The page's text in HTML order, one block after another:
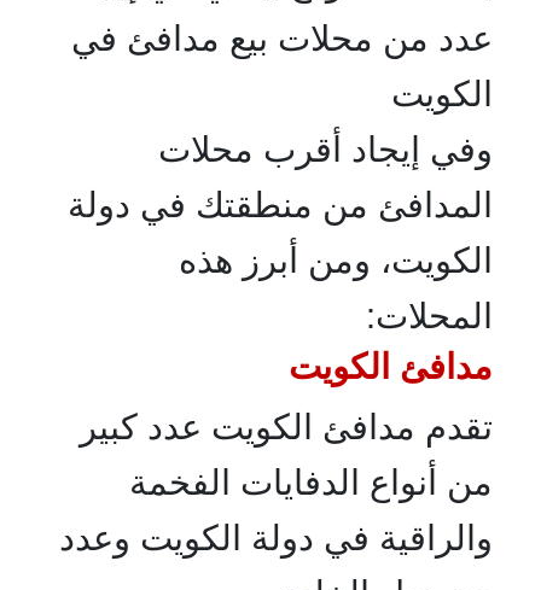
عدد من محلات بيع مدافئ في
الكويت
وفي إيجاد أقرب محلات
المدافئ من منطقتك في دولة
الكويت، ومن أبرز هذه
المحلات:
مدافئ الكويت
تقدم مدافئ الكويت عدد كبير
من أنواع الدفايات الفخمة
والراقية في دولة الكويت وعدد